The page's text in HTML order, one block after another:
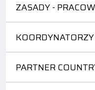
ZASADY -
PARTNER